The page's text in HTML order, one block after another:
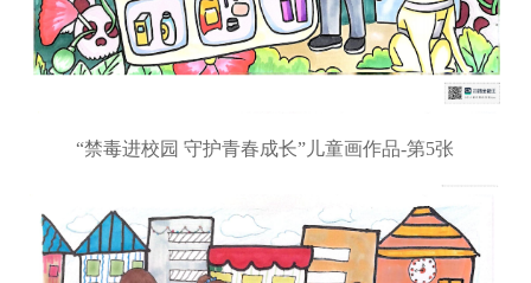
“禁毒进校园 守护青春成长”儿童画作品-第5张